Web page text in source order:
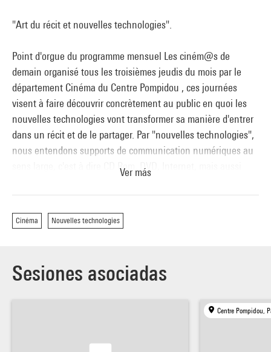
"Art du récit et nouvelles technologies".
Point d'orgue du programme mensuel Les ciném@s de
demain organisé tous les troisièmes jeudis du mois par le
département Cinéma du Centre Pompidou , ces journées
visent à faire découvrir concrètement au public en quoi les
nouvelles technologies vont transformer sa manière d'entrer
dans un récit et de le partager. Par "nouvelles technologies",
nous entendons supports de communication numériques au
sens large, c'est à dire CD Rom, DVD, Internet, mais aussi
Tout le niveau moins 1 du Centre Pompidou est consacré à
cette manifestation : le foyer, les salles de conférence et de
façon permanente sur les deux jours.
Ver más
Cinéma Nouvelles technologies
Sesiones asociadas
Centre Pompidou,